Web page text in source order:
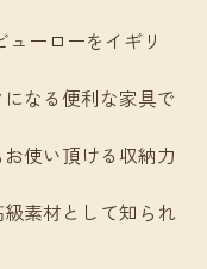
ーローをイギリ
なる便利な家具で
使い頂ける収納力
素材として知られ